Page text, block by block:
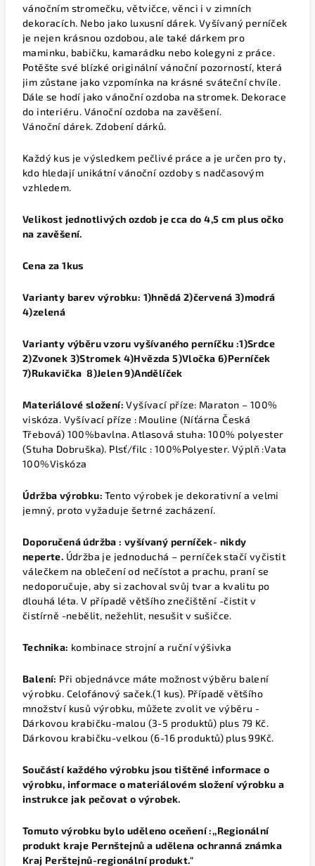
vánočním stromečku, větvičce, věnci i v zimních
dekoracích. Nebo jako luxusní dárek. Vyšívaný perníček
je nejen krásnou ozdobou, ale také dárkem pro
maminku, babičku, kamarádku nebo kolegyni z práce.
Potěšte své blízké originální vánoční pozorností, která
jim zůstane jako vzpomínka na krásné sváteční chvíle.
Dále se hodí jako vánoční ozdoba na stromek. Dekorace
do interiéru. Vánoční ozdoba na zavěšení.
Vánoční dárek. Zdobení dárků.
Každý kus je výsledkem pečlivé práce a je určen pro ty,
kdo hledají unikátní vánoční ozdoby s nadčasovým
vzhledem.
Velikost jednotlivých ozdob je cca do 4,5 cm plus očko
na zavěšení.
Cena za 1kus
Varianty barev výrobku: 1)hnědá 2)červená 3)modrá
4)zelená
Varianty výběru vzoru vyšívaného perníčku :1)Srdce
2)Zvonek 3)Stromek 4)Hvězda 5)Vločka 6)Perníček
7)Rukavička 8)Jelen 9)Andělíček
Materiálové složení: Vyšívací příze: Maraton – 100%
viskóza. Vyšívací příze : Mouline (Níťárna Česká
Třebová) 100%bavlna. Atlasová stuha: 100% polyester
(Stuha Dobruška). Plsť/filc : 100%Polyester. Výplň :Vata
100%Viskóza
Údržba výrobku: Tento výrobek je dekorativní a velmi
jemný, proto vyžaduje šetrné zacházení.
Doporučená údržba : vyšívaný perníček- nikdy
neperte. Údržba je jednoduchá – perníček stačí vyčistit
válečkem na oblečení od nečístot a prachu, praní se
nedoporučuje, aby si zachoval svůj tvar a kvalitu po
dlouhá léta. V případě většího znečištění -čistit v
čistírně -nebělit, nežehlit, nesušit v sušičce.
Technika: kombinace strojní a ruční výšivka
Balení: Při objednávce máte možnost výběru balení
výrobku. Celofánový saček.(1 kus). Případě většího
množství kusů výrobku, můžete zvolit ve výběru -
Dárkovou krabičku-malou (3-5 produktů) plus 79 Kč.
Dárkovou krabičku-velkou (6-16 produktů) plus 99Kč.
Součástí každého výrobku jsou tištěné informace o
výrobku, informace o materiálovém složení výrobku a
instrukce jak pečovat o výrobek.
Tomuto výrobku bylo uděleno oceňení :,,Regionální
produkt kraje Pernštejnů a udělena ochranná známka
Kraj Perštejnů-regionální produkt."